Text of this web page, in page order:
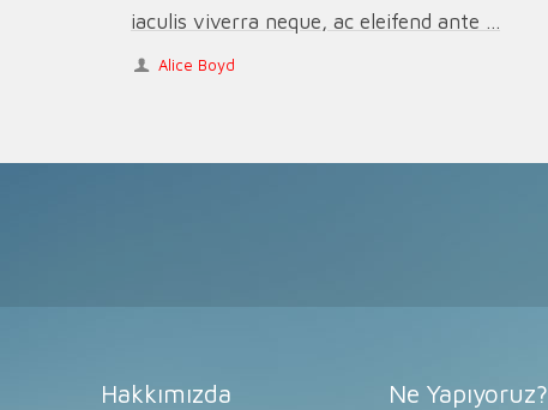
iaculis viverra neque, ac eleifend ante ...
Alice Boyd
Hakkımızda Ne Yapıyoruz?